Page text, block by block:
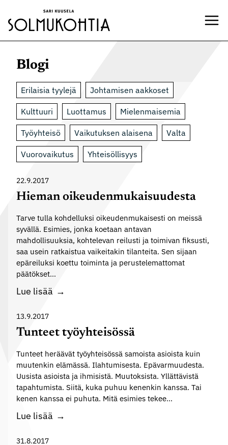
sisältöön
Blogi
Erilaisia tyylejä Johtamisen aakkoset
Kulttuuri Luottamus Mielenmaisemia
Työyhteisö Vaikutuksen alaisena Valta
Vuorovaikutus Yhteisöllisyys
Hieman oikeudenmukaisuudesta
22.9.2017
Tarve tulla kohdelluksi oikeudenmukaisesti on meissä
syvällä. Esimies, jonka koetaan antavan
mahdollisuuksia, kohtelevan reilusti ja toimivan fiksusti,
saa usein ratkaistua vaikeitakin tilanteita. Sen sijaan
epäreiluksi koettu toiminta ja perustelemattomat
päätökset…
Lue lisää H
m
n
o
i
k
u
Tunteet työyhteisössä
13.9.2017
Tunteet heräävät työyhteisössä samoista asioista kuin
muutenkin elämässä. Ilahtumisesta. Epävarmuudesta.
Uusista asioista ja ihmisistä. Muutoksista. Yllättävistä
tapahtumista. Siitä, kuka puhuu kenenkin kanssa. Tai
kenen kanssa ei puhuta. Mitä esimies tekee…
Lue lisää
31.8.2017